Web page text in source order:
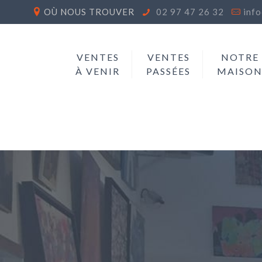
OÙ NOUS TROUVER 02 97 47 26 32
VENTES
À VENIR
VENTES
PASSÉES
NOTRE